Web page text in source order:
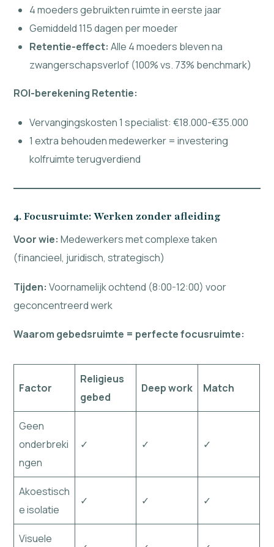
4 moeders gebruikten ruimte in eerste jaar
Gemiddeld 115 dagen per moeder
Retentie-effect: Alle 4 moeders bleven na
zwangerschapsverlof (100% vs. 73% benchmark)
ROI-berekening Retentie:
Vervangingskosten 1 specialist: €18.000-€35.000
1 extra behouden medewerker = investering
kolfruimte terugverdiend
4. Focusruimte: Werken zonder afleiding
Voor wie: Medewerkers met complexe taken
(financieel, juridisch, strategisch)
Tijden: Voornamelijk ochtend (8:00-12:00) voor
geconcentreerd werk
Waarom gebedsruimte = perfecte focusruimte:
Factor
Religieus
gebed
Deep work Match
Geen
onderbreki
ngen
✓ ✓ ✓
Akoestisch
e isolatie
✓ ✓ ✓
Visuele